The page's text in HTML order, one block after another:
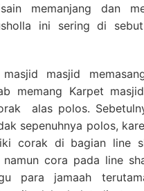
memanjang dan
ini sering di
masjid masjid
memang Karpet
alas polos.
sepenuhnya polos,
corak di bagian line
namun cora pada line
para jamaah